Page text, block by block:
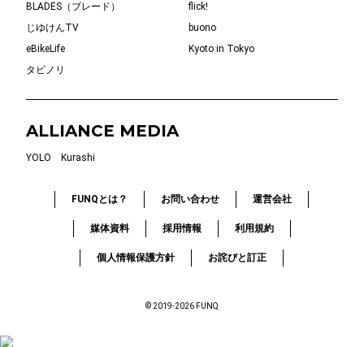
BLADES（ブレード）
flick!
じゆけんTV
buono
eBikeLife
Kyoto in Tokyo
タビノリ
ALLIANCE MEDIA
YOLO Kurashi
FUNQとは？ お問い合わせ 運営会社
媒体資料 採用情報 利用規約
個人情報保護方針 お詫びと訂正
© 2019-2026 FUNQ